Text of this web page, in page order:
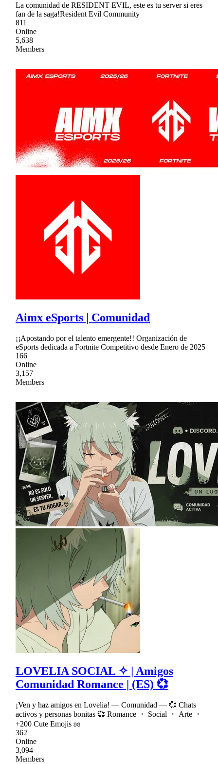
La comunidad de RESIDENT EVIL, este es tu server si eres
fan de la saga!Resident Evil Community
811
Online
5,638
Members
Aimx eSports | Comunidad
¡¡Apostando por el talento emergente!! Organización de
eSports dedicada a Fortnite Competitivo desde Enero de 2025
166
Online
3,157
Members
LOVELIA SOCIAL ✧ | Amigos
Comunidad Romance | (ES) 💞
¡Ven y haz amigos en Lovelia! — Comunidad — 💞 Chats
activos y personas bonitas 💞 Romance ・ Social ・ Arte ・
+200 Cute Emojis ʚɞ
362
Online
3,094
Members